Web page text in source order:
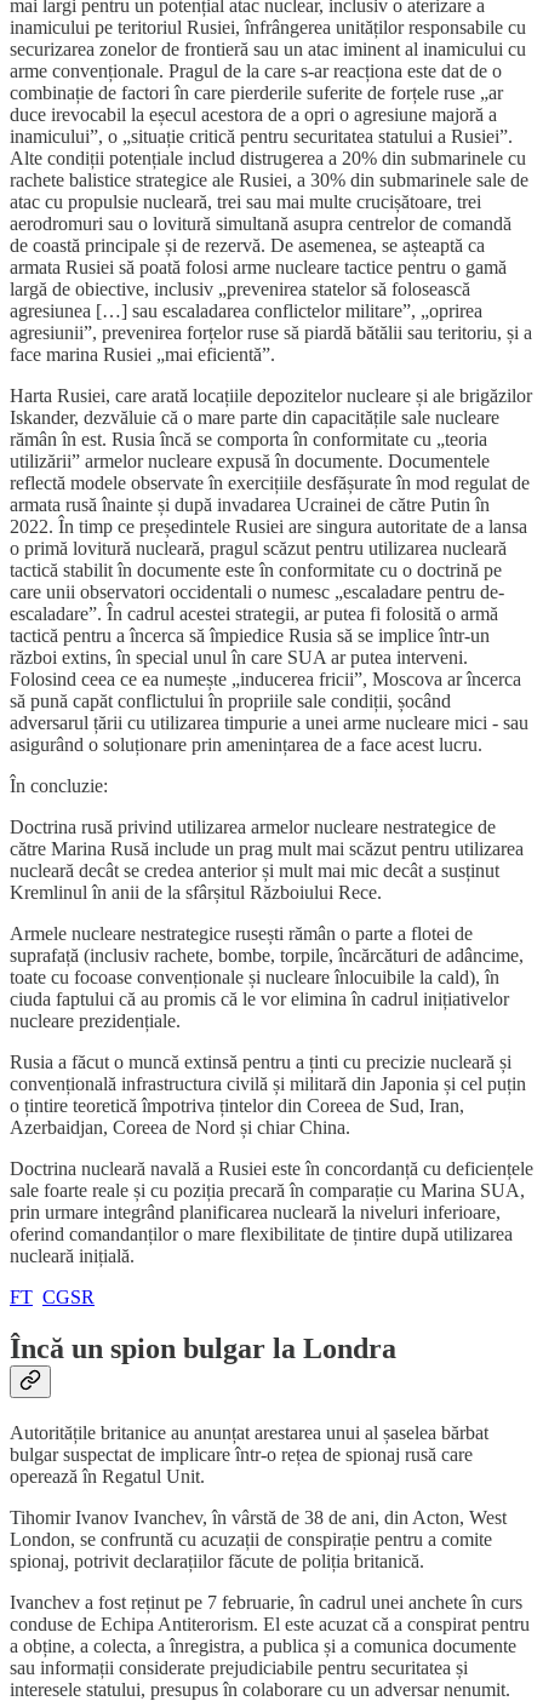
mai largi pentru un potențial atac nuclear, inclusiv o aterizare a
inamicului pe teritoriul Rusiei, înfrângerea unităților responsabile cu
securizarea zonelor de frontieră sau un atac iminent al inamicului cu
arme convenționale. Pragul de la care s-ar reacționa este dat de o
combinație de factori în care pierderile suferite de forțele ruse „ar
duce irevocabil la eșecul acestora de a opri o agresiune majoră a
inamicului”, o „situație critică pentru securitatea statului a Rusiei”.
Alte condiții potențiale includ distrugerea a 20% din submarinele cu
rachete balistice strategice ale Rusiei, a 30% din submarinele sale de
atac cu propulsie nucleară, trei sau mai multe crucișătoare, trei
aerodromuri sau o lovitură simultană asupra centrelor de comandă
de coastă principale și de rezervă. De asemenea, se așteaptă ca
armata Rusiei să poată folosi arme nucleare tactice pentru o gamă
largă de obiective, inclusiv „prevenirea statelor să folosească
agresiunea […] sau escaladarea conflictelor militare”, „oprirea
agresiunii”, prevenirea forțelor ruse să piardă bătălii sau teritoriu, și a
face marina Rusiei „mai eficientă”.
Harta Rusiei, care arată locațiile depozitelor nucleare și ale brigăzilor
Iskander, dezvăluie că o mare parte din capacitățile sale nucleare
rămân în est. Rusia încă se comporta în conformitate cu „teoria
utilizării” armelor nucleare expusă în documente. Documentele
reflectă modele observate în exercițiile desfășurate în mod regulat de
armata rusă înainte și după invadarea Ucrainei de către Putin în
2022. În timp ce președintele Rusiei are singura autoritate de a lansa
o primă lovitură nucleară, pragul scăzut pentru utilizarea nucleară
tactică stabilit în documente este în conformitate cu o doctrină pe
care unii observatori occidentali o numesc „escaladare pentru de-
escaladare”. În cadrul acestei strategii, ar putea fi folosită o armă
tactică pentru a încerca să împiedice Rusia să se implice într-un
război extins, în special unul în care SUA ar putea interveni.
Folosind ceea ce ea numește „inducerea fricii”, Moscova ar încerca
să pună capăt conflictului în propriile sale condiții, șocând
adversarul țării cu utilizarea timpurie a unei arme nucleare mici - sau
asigurând o soluționare prin amenințarea de a face acest lucru.
În concluzie:
Doctrina rusă privind utilizarea armelor nucleare nestrategice de
către Marina Rusă include un prag mult mai scăzut pentru utilizarea
nucleară decât se credea anterior și mult mai mic decât a susținut
Kremlinul în anii de la sfârșitul Războiului Rece.
Armele nucleare nestrategice rusești rămân o parte a flotei de
suprafață (inclusiv rachete, bombe, torpile, încărcături de adâncime,
toate cu focoase convenționale și nucleare înlocuibile la cald), în
ciuda faptului că au promis că le vor elimina în cadrul inițiativelor
nucleare prezidențiale.
Rusia a făcut o muncă extinsă pentru a ținti cu precizie nucleară și
convențională infrastructura civilă și militară din Japonia și cel puțin
o țintire teoretică împotriva țintelor din Coreea de Sud, Iran,
Azerbaidjan, Coreea de Nord și chiar China.
Doctrina nucleară navală a Rusiei este în concordanță cu deficiențele
sale foarte reale și cu poziția precară în comparație cu Marina SUA,
prin urmare integrând planificarea nucleară la niveluri inferioare,
oferind comandanților o mare flexibilitate de țintire după utilizarea
nucleară inițială.
FT CGSR
Încă un spion bulgar la Londra
Autoritățile britanice au anunțat arestarea unui al șaselea bărbat
bulgar suspectat de implicare într-o rețea de spionaj rusă care
operează în Regatul Unit.
Tihomir Ivanov Ivanchev, în vârstă de 38 de ani, din Acton, West
London, se confruntă cu acuzații de conspirație pentru a comite
spionaj, potrivit declarațiilor făcute de poliția britanică.
Ivanchev a fost reținut pe 7 februarie, în cadrul unei anchete în curs
conduse de Echipa Antiterorism. El este acuzat că a conspirat pentru
a obține, a colecta, a înregistra, a publica și a comunica documente
sau informații considerate prejudiciabile pentru securitatea și
interesele statului, presupus în colaborare cu un adversar nenumit.